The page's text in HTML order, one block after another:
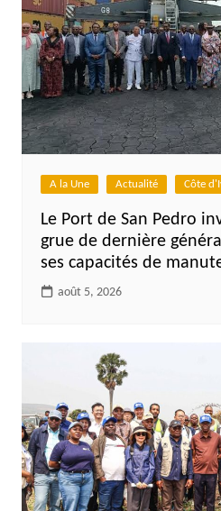
A la Une Actualité Côte
Le Port de San Pedro
grue de dernière
ses capacités de
août 5, 2026